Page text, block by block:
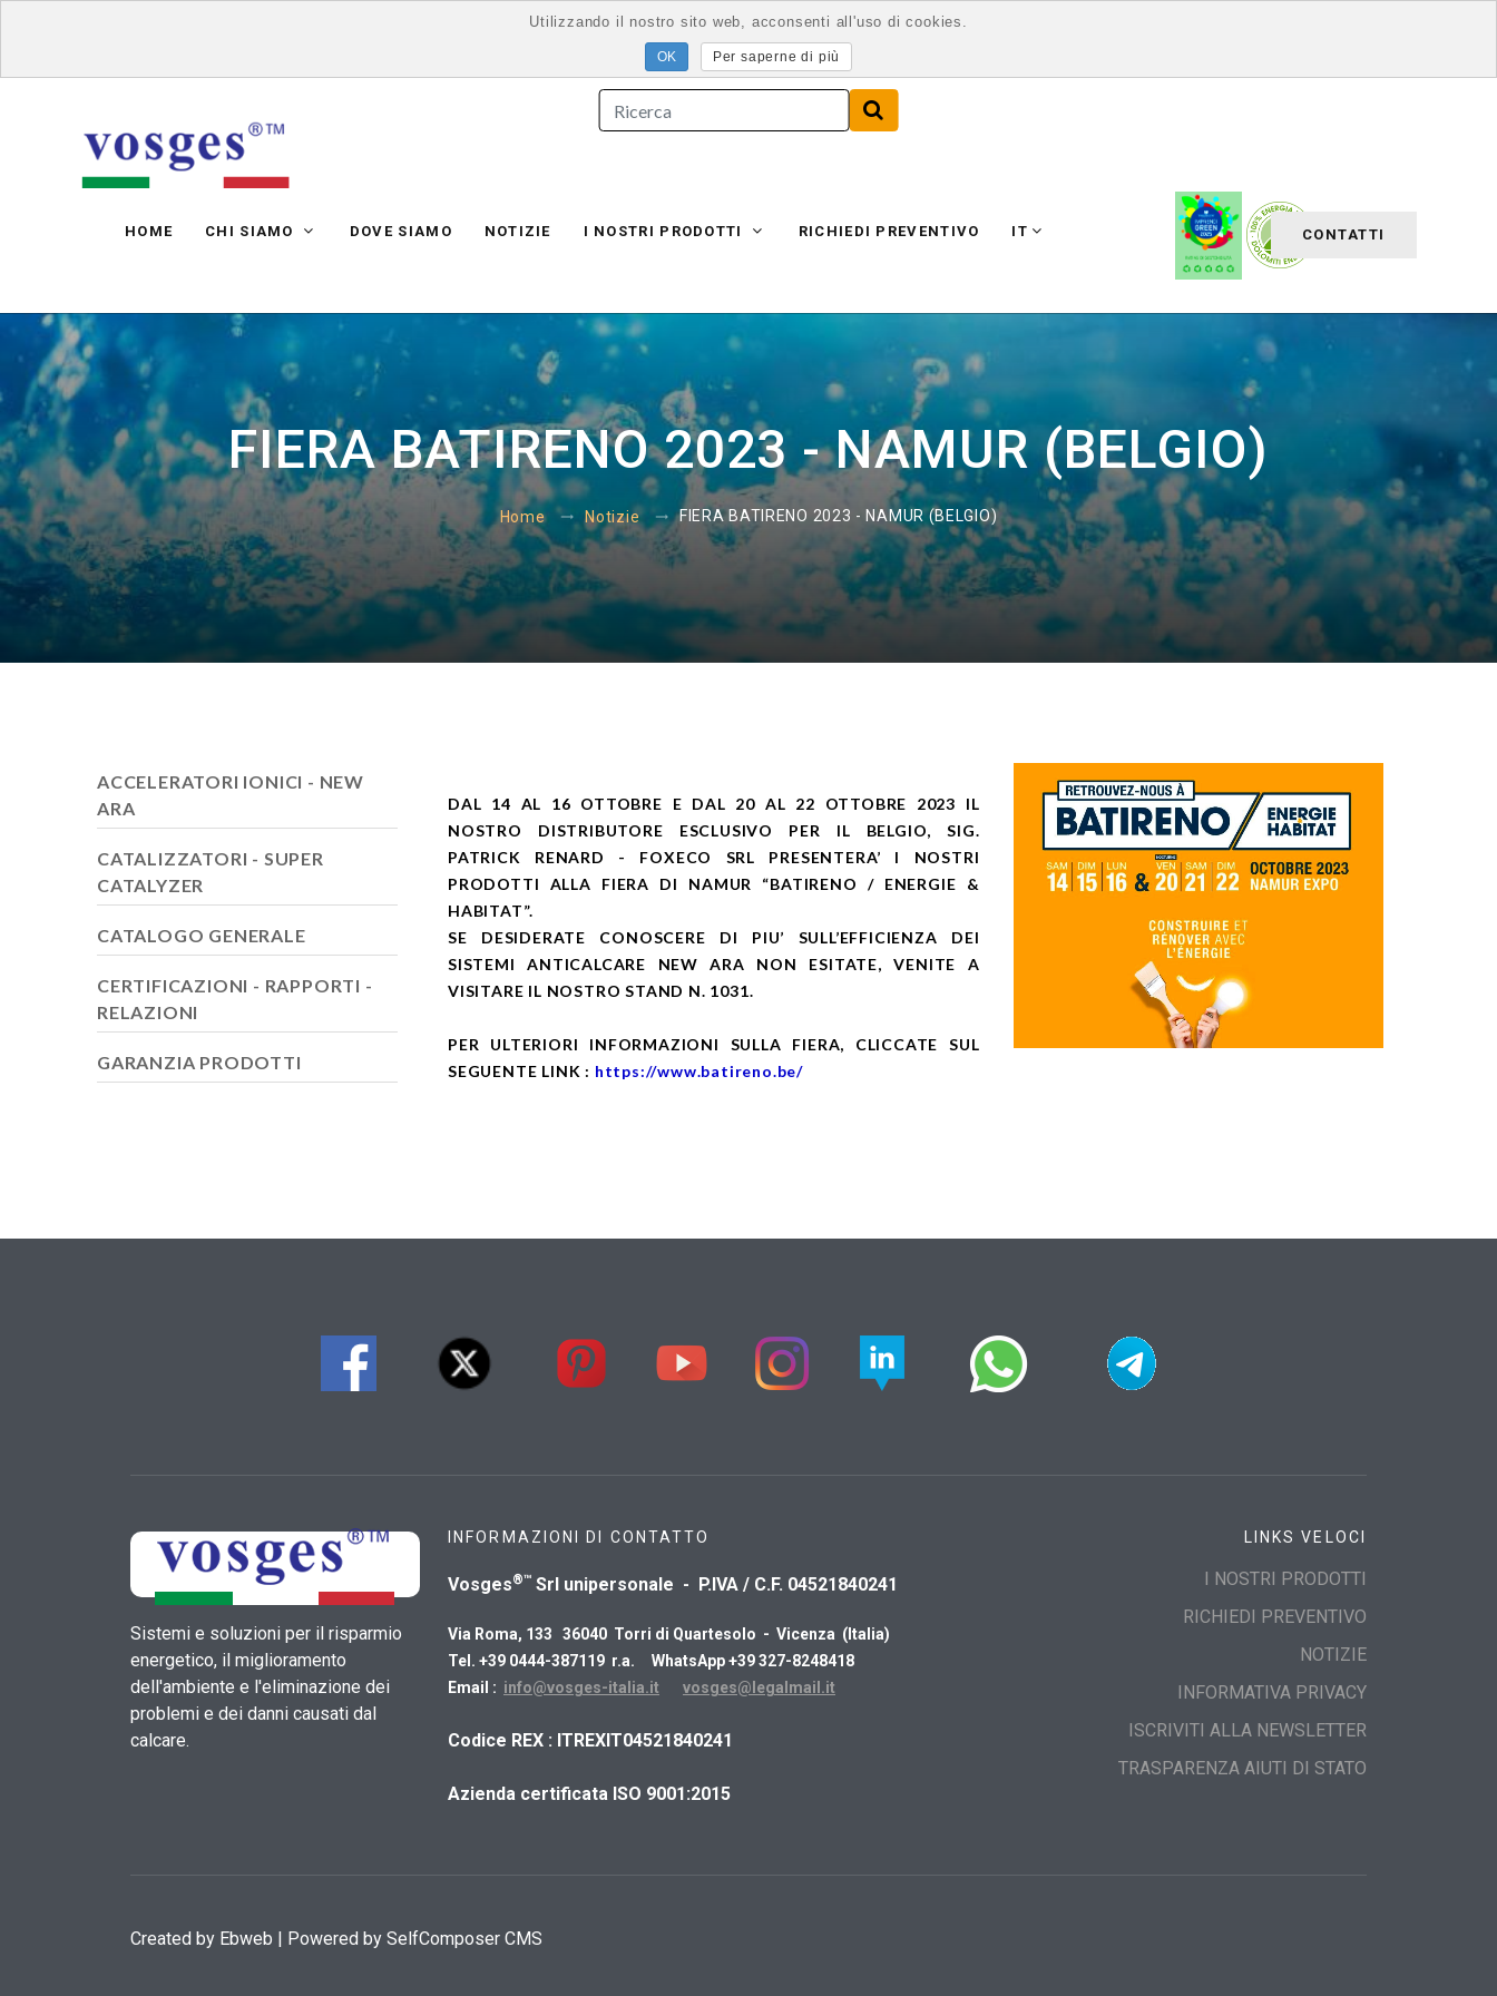
CONTATTI
HOME CHI SIAMO DOVE SIAMO NOTIZIE I NOSTRI PRODOTTI RICHIEDI PREVENTIVO IT
FIERA BATIRENO 2023 - NAMUR (BELGIO)
Home Notizie FIERA BATIRENO 2023 - NAMUR (BELGIO)
DAL 14 AL 16 OTTOBRE E DAL 20 AL 22 OTTOBRE 2023 IL
NOSTRO DISTRIBUTORE ESCLUSIVO PER IL BELGIO, SIG.
PATRICK RENARD - FOXECO SRL PRESENTERA’ I NOSTRI
PRODOTTI ALLA FIERA DI NAMUR “BATIRENO / ENERGIE &
HABITAT”.
SE DESIDERATE CONOSCERE DI PIU’ SULL’EFFICIENZA DEI
SISTEMI ANTICALCARE NEW ARA NON ESITATE, VENITE A
VISITARE IL NOSTRO STAND N. 1031.
PER ULTERIORI INFORMAZIONI SULLA FIERA, CLICCATE SUL
SEGUENTE LINK : https://www.batireno.be/
ACCELERATORI IONICI - NEW
ARA
CATALIZZATORI - SUPER
CATALYZER
CATALOGO GENERALE
CERTIFICAZIONI - RAPPORTI -
RELAZIONI
GARANZIA PRODOTTI
Sistemi e soluzioni per il risparmio
energetico, il miglioramento
dell'ambiente e l'eliminazione dei
problemi e dei danni causati dal
calcare.
INFORMAZIONI DI CONTATTO
Vosges®™ Srl unipersonale - P.IVA / C.F. 04521840241
Via Roma, 133 36040 Torri di Quartesolo - Vicenza (Italia)
Tel. +39 0444-387119 r.a. WhatsApp +39 327-8248418
Email : info@vosges-italia.it vosges@legalmail.it
​Codice REX : ITREXIT04521840241
Azienda certificata ISO 9001:2015
LINKS VELOCI
I NOSTRI PRODOTTI
RICHIEDI PREVENTIVO
NOTIZIE
INFORMATIVA PRIVACY
ISCRIVITI ALLA NEWSLETTER
TRASPARENZA AIUTI DI STATO
Created by Ebweb | Powered by SelfComposer CMS
Utilizzando il nostro sito web, acconsenti all'uso di cookies.
Per saperne di più